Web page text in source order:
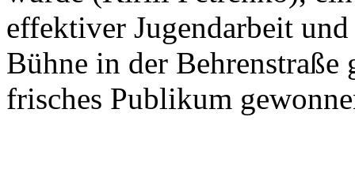
effek­tiver Jugendarbeit
Bühne in der Behrenstraße
frisches Publikum